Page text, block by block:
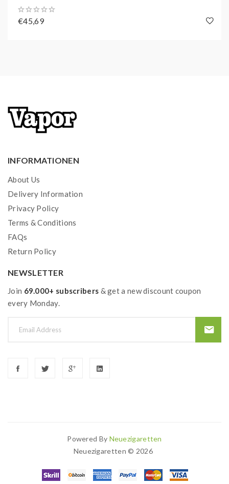
€45,69
INFORMATIONEN
About Us
Delivery Information
Privacy Policy
Terms & Conditions
FAQs
Return Policy
NEWSLETTER
Join 69.000+ subscribers & get a new discount coupon
every Monday.
Powered By Neuezigaretten
Neuezigaretten © 2026